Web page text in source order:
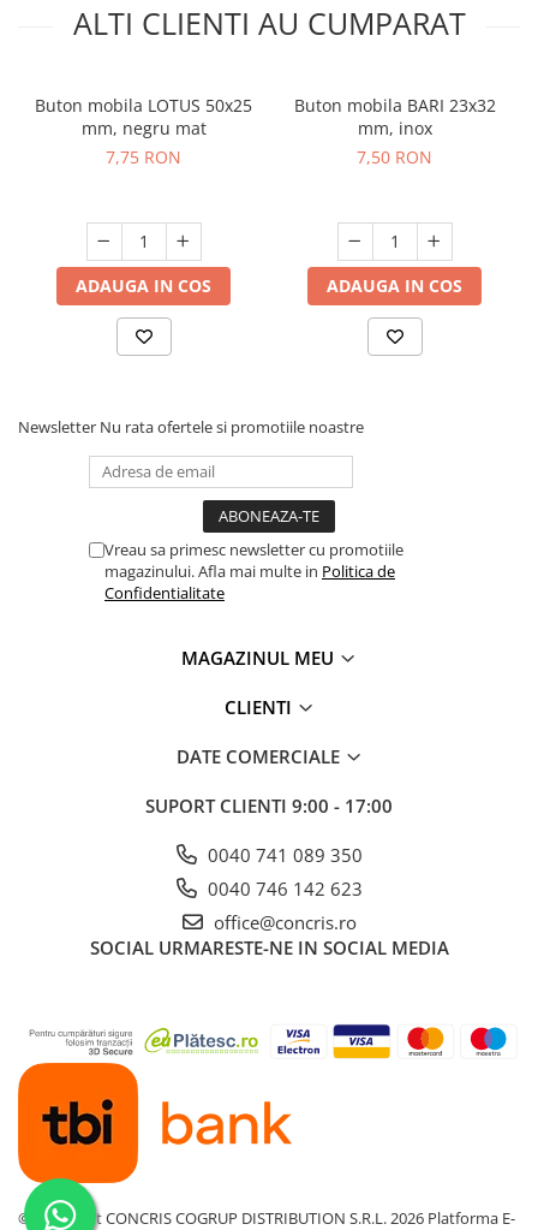
ALTI CLIENTI AU CUMPARAT
Buton mobila LOTUS 50x25
mm, negru mat
7,75 RON
ADAUGA IN COS
Buton mobila BARI 23x32
mm, inox
7,50 RON
ADAUGA IN COS
Newsletter Nu rata ofertele si promotiile noastre
Vreau sa primesc newsletter cu promotiile
magazinului. Afla mai multe in Politica de
Confidentialitate
MAGAZINUL MEU
CLIENTI
DATE COMERCIALE
SUPORT CLIENTI 9:00 - 17:00
0040 741 089 350
0040 746 142 623
office@concris.ro
SOCIAL URMARESTE-NE IN SOCIAL MEDIA
©Copyright CONCRIS COGRUP DISTRIBUTION S.R.L. 2026 Platforma E-